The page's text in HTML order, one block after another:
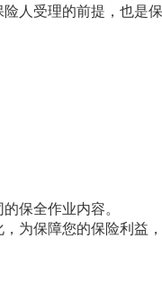
人受理的前提，也是
保全作业内容。
为保障您的保险利益